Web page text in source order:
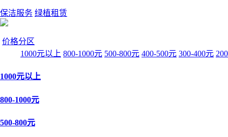
保洁服务 绿植租赁
价格分区
1000元以上 800-1000元 500-800元 400-500元 300-400元
1000元以上
800-1000元
500-800元